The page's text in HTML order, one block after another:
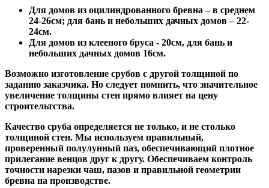
Для домов из оцилиндрованного бревна – в среднем
24-26см; для бань и небольших дачных домов – 22-
24см.
Для домов из клееного бруса - 20см, для бань и
небольших дачных домов 16см.
Возможно изготовление срубов с другой толщиной по
заданию заказчика. Но следует помнить, что значительное
увеличение толщины стен прямо влияет на цену
строительтства.
Качество сруба определяется не только, и не столько
толщиной стен. Мы используем правильный,
проверенный полулунный паз, обеспечивающий плотное
прилегание венцов друг к другу. Обеспечиваем контроль
точности нарезки чаш, пазов и правильной геометрии
бревна на производстве.